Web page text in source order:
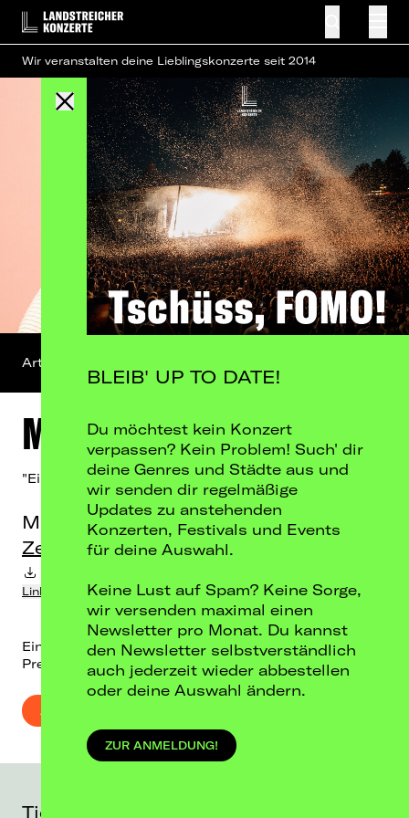
Wir veranstalten deine Lieblingskonzerte seit 2014
Moritz Neumeier
"Einer von den Guten?“
Mi, 23.09.26
Zentralheize, Erfurt
Link kopieren
Einlass: 18:00 / Beginn: 19:00
Preis: 36,20 € inkl. Gebühren
AUSVERKAUFT
Artist-Profil
Ticketalarm
BLEIB' UP TO DATE!
Du möchtest kein Konzert
verpassen? Kein Problem! Such' dir
deine Genres und Städte aus und
wir senden dir regelmäßige
Updates zu anstehenden
Konzerten, Festivals und Events
für deine Auswahl.
Keine Lust auf Spam? Keine Sorge,
wir versenden maximal einen
Newsletter pro Monat. Du kannst
den Newsletter selbstverständlich
auch jederzeit wieder abbestellen
oder deine Auswahl ändern.
ZUR ANMELDUNG!